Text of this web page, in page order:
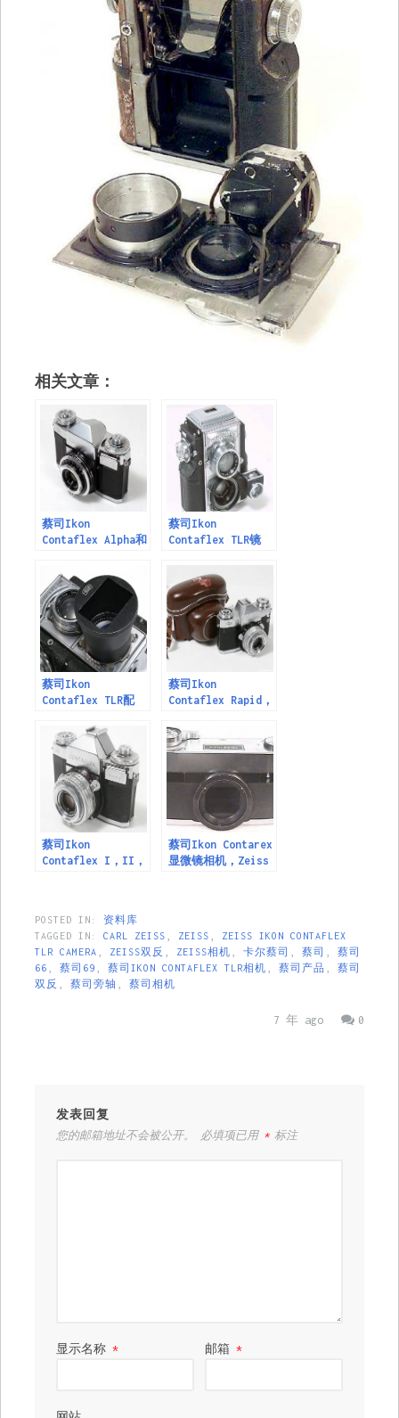
相关文章：
蔡司Ikon
Contaflex Alpha和
Contaflex Alpha
and Beta
蔡司Ikon
Contaflex TLR镜
Contaflex TLR
Lenses
蔡司Ikon
Contaflex TLR配
Contaflex TLR
Accessories
蔡司Ikon
Contaflex Rapid，
Contaflex Rapid
蔡司Ikon
Contaflex I，II，
蔡司Ikon Contarex
显微镜相机，Zeiss
POSTED IN: 资料库
TAGGED IN: CARL ZEISS ZEISS
ZEISS IKON CONTAFLEX
TLR CAMERA
ZEISS双反 ZEISS相机 卡尔蔡司 蔡司
蔡司
66
蔡司69 蔡司IKON CONTAFLEX TLR相机 蔡司产品
蔡司
双反
蔡司旁轴 蔡司相机
0
7 年 ago
发表回复
您的邮箱地址不会被公开。 必填项已用 *标注
显示名称 * 邮箱*